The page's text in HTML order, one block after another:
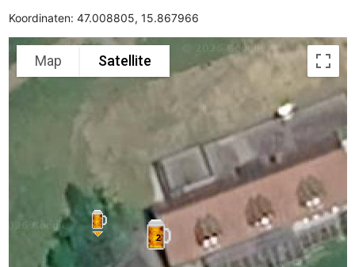
Koordinaten: 47.008805, 15.867966
2
Map Satellite